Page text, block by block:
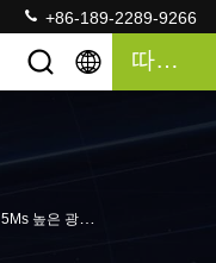
+86-189-2289-9266
따옴표
5Ms 높은 광도 HD Hdmi는 Lcd 감시자 178° 시야각 생생한 이미지 배치를 입력했습니다